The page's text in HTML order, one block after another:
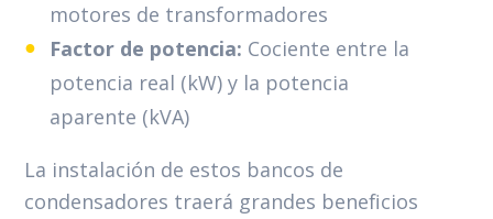
motores de transformadores
Factor de potencia: Cociente entre la
potencia real (kW) y la potencia
aparente (kVA)
La instalación de estos bancos de
condensadores traerá grandes beneficios